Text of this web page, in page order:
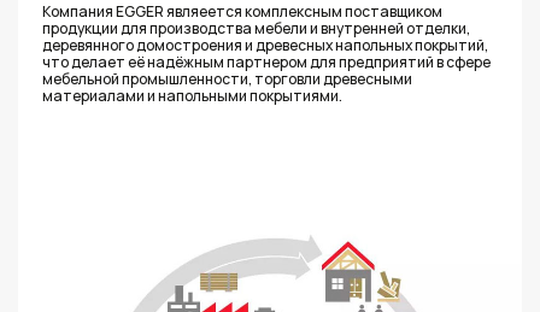
Компания EGGER являеется комплексным поставщиком
продукции для производства мебели и внутренней отделки,
деревянного домостроения и древесных напольных покрытий,
что делает её надёжным партнером для предприятий в сфере
мебельной промышленности, торговли древесными
материалами и напольными покрытиями.